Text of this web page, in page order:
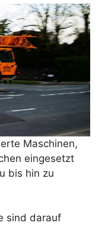
Maschinen,
eingesetzt
bis hin zu
sind darauf